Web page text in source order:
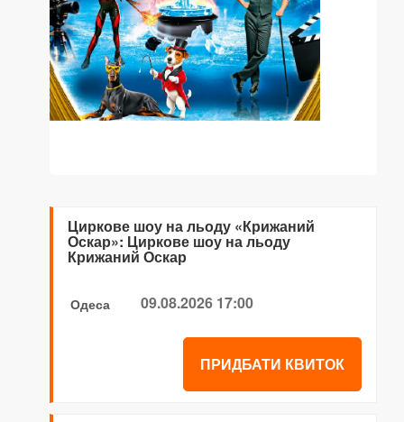
Циркове шоу на льоду «Крижаний
Оскар»: Циркове шоу на льоду
Крижаний Оскар
Одеса 09.08.2026 17:00
ПРИДБАТИ КВИТОК